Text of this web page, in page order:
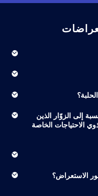
إلى الزوّار الذين
الاحتياجات الخاصة
الاستعراض؟